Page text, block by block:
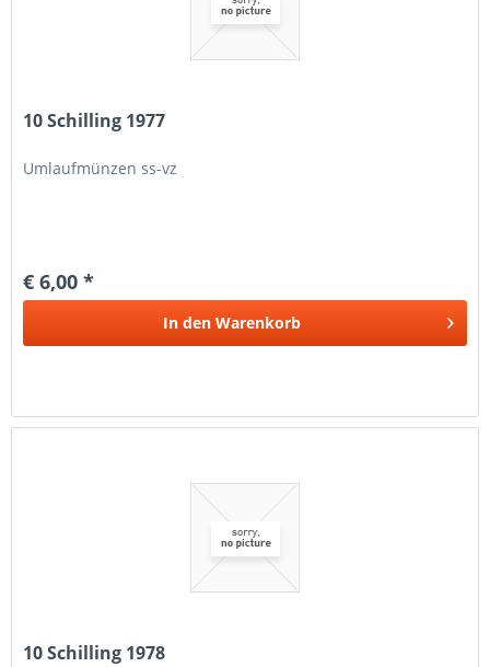
10 Schilling 1977
Umlaufmünzen ss-vz
€ 6,00 *
In den Warenkorb
10 Schilling 1978